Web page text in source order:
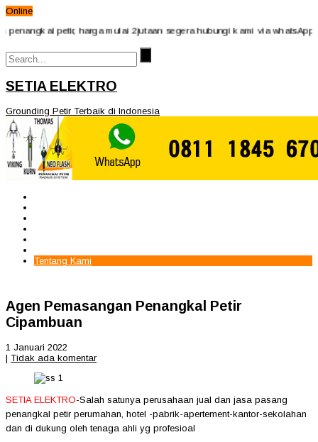
Online
petir, harga mulai 2jutaan segera hubungi kami via whatsApp
SETIA ELEKTRO
Grounding Petir Terbaik di Indonesia
Tentang Kami
Agen Pemasangan Penangkal Petir
Cipambuan
1 Januari 2022
| Tidak ada komentar
SETIA ELEKTRO-Salah satunya perusahaan jual dan jasa pasang
penangkal petir perumahan, hotel -pabrik-apertement-kantor-sekolahan
dan di dukung oleh tenaga ahli yg profesioal